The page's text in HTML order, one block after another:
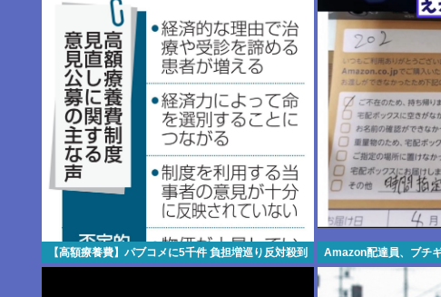
【高額療養費】パブコメに5千件 負担増巡り反対殺到 Amazon配達員、ブチ